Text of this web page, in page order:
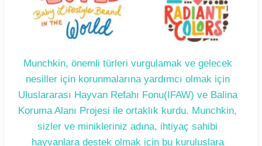
Munchkin, önemli türleri vurgulamak ve gelecek
nesiller için korunmalarına yardımcı olmak için
Uluslararası Hayvan Refahı Fonu(IFAW) ve Balina
Koruma Alanı Projesi ile ortaklık kurdu. Munchkin,
sizler ve minikleriniz adına, ihtiyaç sahibi
hayvanlara destek olmak için bu kuruluşlara